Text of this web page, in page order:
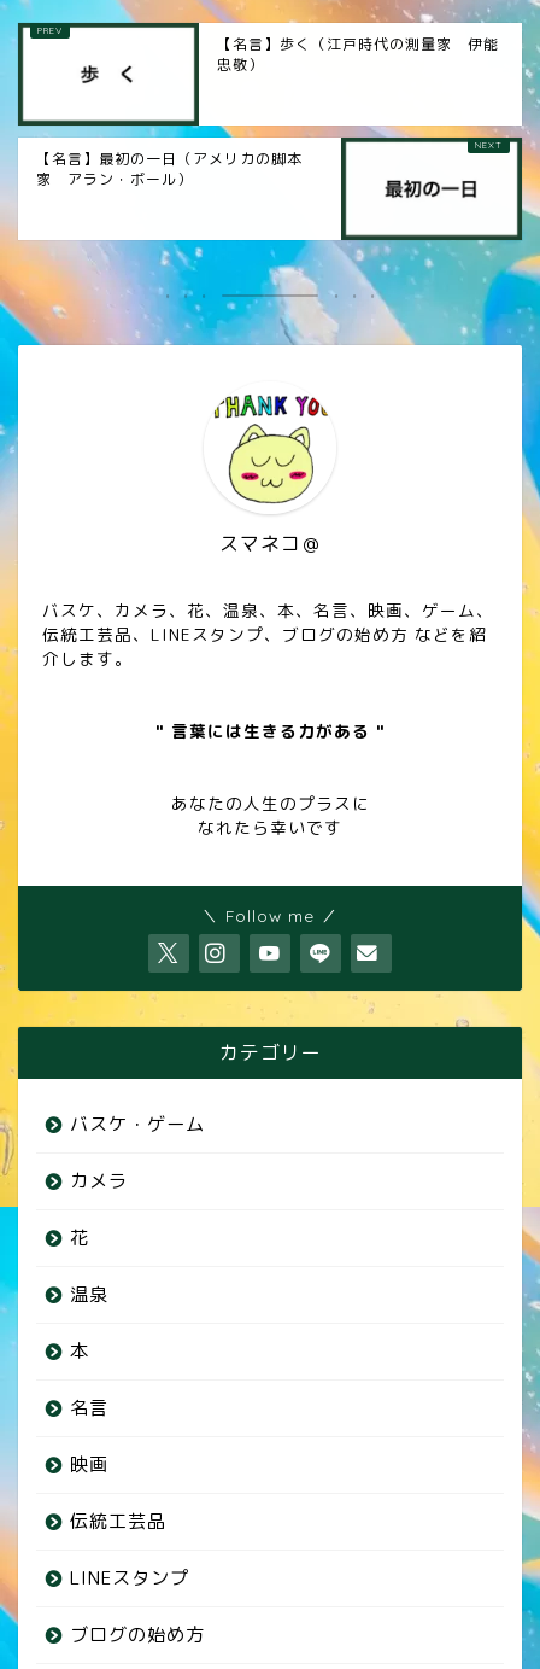
【名言】歩く（江戸時代の測量家 伊能
忠敬）
【名言】最初の一日（アメリカの脚本
家 アラン・ボール）
スマネコ＠
バスケ、カメラ、花、温泉、本、名言、映画、ゲーム、
伝統工芸品、LINEスタンプ、ブログの始め方 などを紹
介します。
" 言葉には生きる力がある "
あなたの人生のプラスに
なれたら幸いです
＼ Follow me ／
カテゴリー
バスケ・ゲーム
カメラ
花
温泉
本
名言
映画
伝統工芸品
LINEスタンプ
ブログの始め方